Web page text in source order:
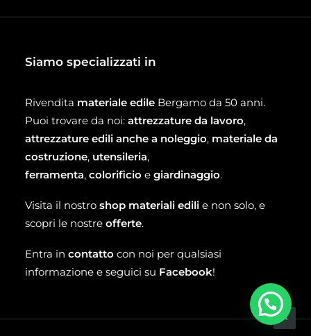
Siamo specializzati in
Rivendita materiale edile Bergamo da 50 anni.
Puoi trovare da noi: attrezzature da lavoro,
attrezzature edili anche a noleggio, materiale da
costruzione, utensileria,
ferramenta, colorificio e giardinaggio.
Visita il nostro shop materiali edili e non solo, e
scopri le nostre offerte.
Entra in contatto con noi per qualsiasi
informazione e seguici su Facebook!